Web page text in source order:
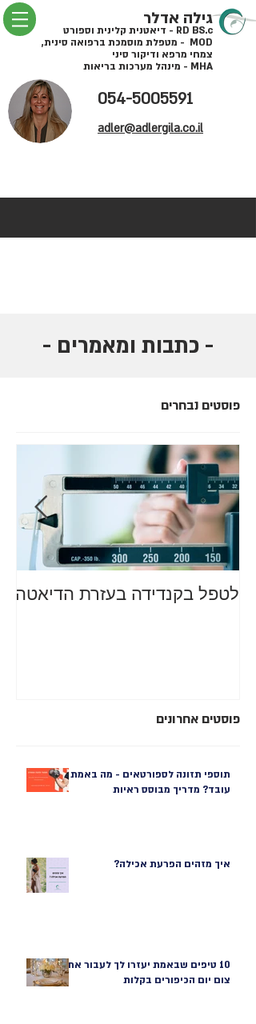
גילה אדלר
RD BS.c - דיאטנית קלינית וספורט
MOD - מטפלת מוסמכת ברפואה סינית,
צמחי מרפא ודיקור סיני
MHA - מינהל מערכות בריאות
054-5005591
adler@adlergila.co.il
- כתבות ומאמרים -
פוסטים נבחרים
לטפל בקנדידה בעזרת הדיאטה
פוסטים אחרונים
תוספי תזונה לספורטאים - מה באמת
עובד? מדריך מבוסס ראיות
איך מזהים הפרעת אכילה?
10 טיפים שבאמת יעזרו לך לעבור את
צום יום הכיפורים בקלות